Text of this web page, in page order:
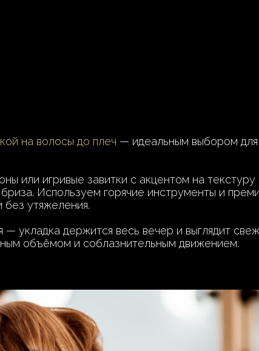
на волосы до плеч — идеальным выбором
или игривые завитки с акцентом на
Используем горячие инструменты и
утяжеления.
— укладка держится весь вечер и выглядит
объёмом и соблазнительным движением.